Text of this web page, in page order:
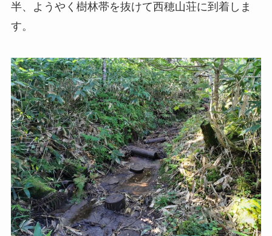
半、ようやく樹林帯を抜けて西穂山荘に到着しま
す。